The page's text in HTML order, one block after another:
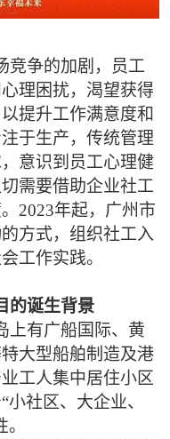
竞争的加剧，员工
理困扰，渴望获得
提升工作满意度和
于生产，传统管理
意识到员工心理健
需要借助企业社工
2023年起，广州市
方式，组织社工入
工作实践。
的诞生背景
上有广船国际、黄
大型船舶制造及港
工人集中居住小区
社区、大企业、